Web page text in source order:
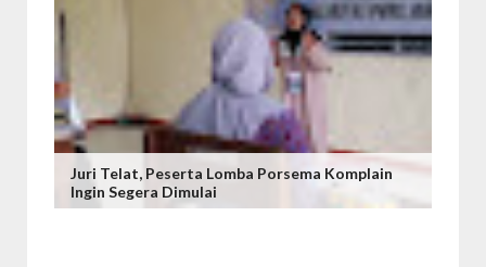
Juri Telat, Peserta Lomba Porsema Komplain
Ingin Segera Dimulai